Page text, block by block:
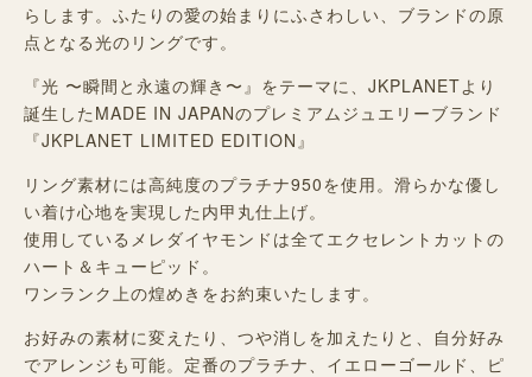
らします。 ふたりの愛の始まりにふさわしい、 ブランドの原
点となる光のリングです。
『光 〜瞬間と永遠の輝き〜』をテーマに、JKPLANETより
誕生したMADE IN JAPANのプレミアムジュエリーブランド
『JKPLANET LIMITED EDITION』
リング素材には高純度のプラチナ950を使用 。滑らかな優し
い着け心地を実現した内甲丸仕上げ。
使用しているメレダイヤモンドは全てエクセレントカットの
ハート＆キューピッド。
ワンランク上の煌めきをお約束いたします。
お好みの素材に変えたり、つや消しを加えたりと、自分好み
でアレンジも可能。定番のプラチナ、イエローゴールド、ピ